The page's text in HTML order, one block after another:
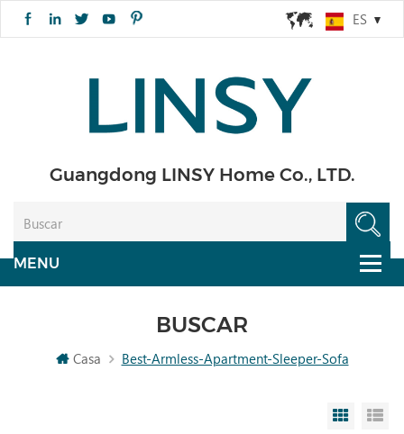
ES
Guangdong LINSY Home Co., LTD.
BUSCAR
Casa Best-Armless-Apartment-Sleeper-Sofa
Grid